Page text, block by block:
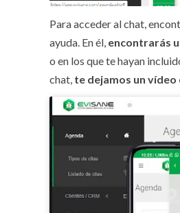
Para acceder al chat,
ayuda. En él, encontrarás
o en los que te hayan
chat, te dejamos un